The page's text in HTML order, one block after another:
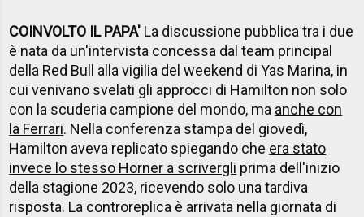
COINVOLTO IL PAPA' La discussione pubblica tra i due
è nata da un'intervista concessa dal team principal
della Red Bull alla vigilia del weekend di Yas Marina, in
cui venivano svelati gli approcci di Hamilton non solo
con la scuderia campione del mondo, ma anche con
la Ferrari. Nella conferenza stampa del giovedì,
Hamilton aveva replicato spiegando che era stato
invece lo stesso Horner a scrivergli prima dell'inizio
della stagione 2023, ricevendo solo una tardiva
risposta. La controreplica è arrivata nella giornata di